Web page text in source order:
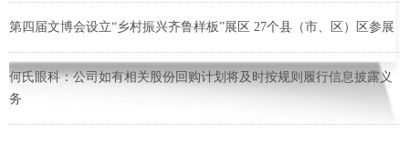
第四届文博会设立“乡村振兴齐鲁样板”展区 27个县（市、区）区参展
何氏眼科：公司如有相关股份回购计划将及时按规则履行信息披露义
务